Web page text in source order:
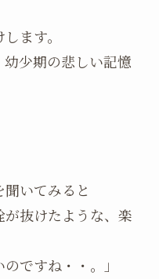
ます。
少期の悲しい記憶
聞いてみると
が抜けたような、楽
ですね・・。」